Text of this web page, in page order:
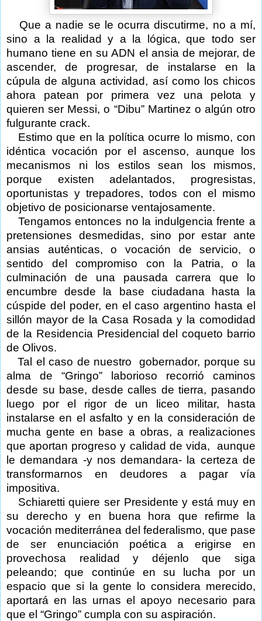
Que a nadie se le ocurra discutirme, no a mí,
sino a la realidad y a la lógica, que todo ser
humano tiene en su ADN el ansia de mejorar, de
ascender, de progresar, de instalarse en la
cúpula de alguna actividad, así como los chicos
ahora patean por primera vez una pelota y
quieren ser Messi, o “Dibu” Martinez o algún otro
fulgurante crack.
Estimo que en la política ocurre lo mismo, con
idéntica vocación por el ascenso, aunque los
mecanismos ni los estilos sean los mismos,
porque existen adelantados, progresistas,
oportunistas y trepadores, todos con el mismo
objetivo de posicionarse ventajosamente.
Tengamos entonces no la indulgencia frente a
pretensiones desmedidas, sino por estar ante
ansias auténticas, o vocación de servicio, o
sentido del compromiso con la Patria, o la
culminación de una pausada carrera que lo
encumbre desde la base ciudadana hasta la
cúspide del poder, en el caso argentino hasta el
sillón mayor de la Casa Rosada y la comodidad
de la Residencia Presidencial del coqueto barrio
de Olivos.
Tal el caso de nuestro
gobernador, porque su
alma de “Gringo” laborioso recorrió caminos
desde su base, desde calles de tierra, pasando
luego por el rigor de un liceo militar, hasta
instalarse en el asfalto y en la consideración de
mucha gente en base a obras, a realizaciones
que aportan progreso y calidad de vida,
aunque
le demandara -y nos demandara- la certeza de
transformarnos en deudores a pagar vía
impositiva.
Schiaretti quiere ser Presidente y está muy en
su derecho y en buena hora que refirme la
vocación mediterránea del federalismo, que pase
de ser enunciación poética a erigirse en
provechosa realidad y déjenlo que siga
peleando; que continúe en su lucha por un
espacio que si la gente lo considera merecido,
aportará en las urnas el apoyo necesario para
que el “Gringo” cumpla con su aspiración.